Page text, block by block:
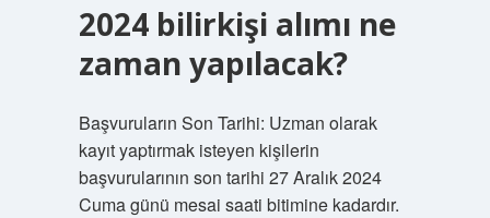
2024 bilirkişi alımı ne
zaman yapılacak?
Başvuruların Son Tarihi: Uzman olarak
kayıt yaptırmak isteyen kişilerin
başvurularının son tarihi 27 Aralık 2024
Cuma günü mesai saati bitimine kadardır.